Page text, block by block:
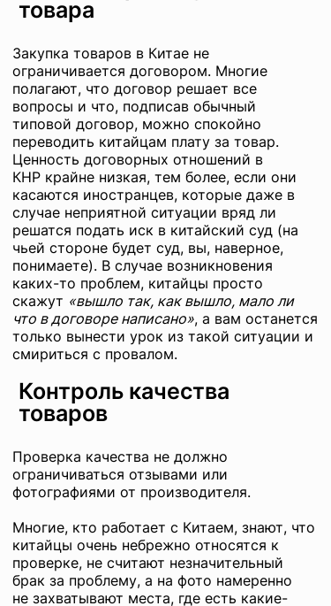
товара
Закупка товаров в Китае не
ограничивается договором. Многие
полагают, что договор решает все
вопросы и что, подписав обычный
типовой договор, можно спокойно
переводить китайцам плату за товар.
Ценность договорных отношений в
КНР крайне низкая, тем более, если они
касаются иностранцев, которые даже в
случае неприятной ситуации вряд ли
решатся подать иск в китайский суд (на
чьей стороне будет суд, вы, наверное,
понимаете). В случае возникновения
каких-то проблем, китайцы просто
скажут «вышло так, как вышло, мало ли
что в договоре написано», а вам останется
только вынести урок из такой ситуации и
смириться с провалом.
Контроль качества
товаров
Проверка качества не должно
ограничиваться отзывами или
фотографиями от производителя.
Многие, кто работает с Китаем, знают, что
китайцы очень небрежно относятся к
проверке, не считают незначительный
брак за проблему, а на фото намеренно
не захватывают места, где есть какие-